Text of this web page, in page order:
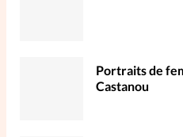
Portraits de
Castanou